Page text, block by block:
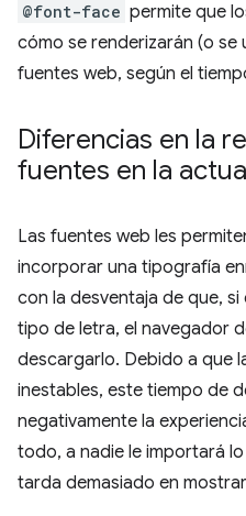
@font-face permite que
cómo se renderizarán (o
fuentes web, según el
Diferencias en la
fuentes en la
Las fuentes web les
incorporar una tipografía
con la desventaja de que,
tipo de letra, el navegador
descargarlo. Debido a que
inestables, este tiempo de
negativamente la
todo, a nadie le importará
tarda demasiado en